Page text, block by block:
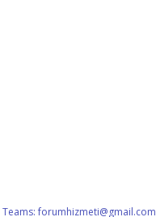
Teams:forumhizmeti@gmail.com